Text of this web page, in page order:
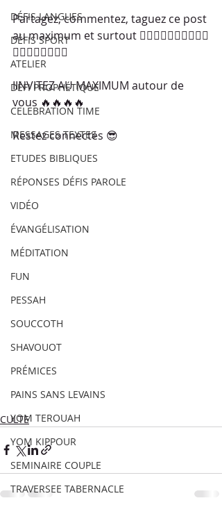
DÉFIS LANGUES
DÉFIS SPORT
ATELIER
DÉFI PROPHÉTIQUE
CELEBRATION TIME
MESSAGES TEXTES
ETUDES BIBLIQUES
RÉPONSES DÉFIS PAROLE
VIDÉO
ÉVANGÉLISATION
MÉDITATION
FUN
PESSAH
SOUCCOTH
SHAVOUOT
PRÉMICES
PAINS SANS LEVAINS
YOM TEROUAH
YOM KIPPOUR
SEMINAIRE COUPLE
TRAVERSEE TABERNACLE
Partagez, commentez, taguez ce post
au maximum et surtout ☝🏾☝🏾☝🏾☝🏾☝🏾
☝🏾☝🏾✨✨✨✨
IINVITEZ AU MAXIMUM autour de
vous 🔥🔥🔥🔥
Restez connectés 😎
CULTE